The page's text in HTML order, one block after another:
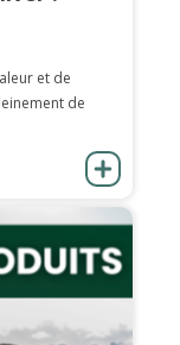
et de
de